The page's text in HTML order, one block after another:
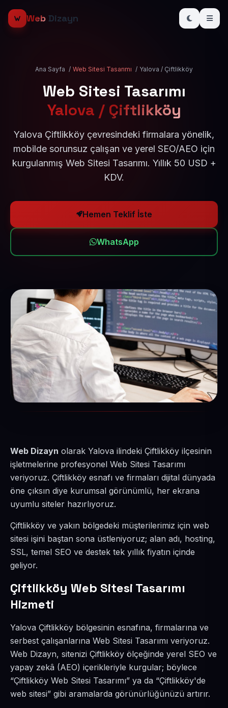
Web Dizayn
Ana Sayfa / Web Sitesi Tasarımı / Yalova / Çiftlikköy
Web Sitesi Tasarımı
Yalova / Çiftlikköy
Yalova Çiftlikköy çevresindeki firmalara yönelik,
mobilde sorunsuz çalışan ve yerel SEO/AEO için
kurgulanmış Web Sitesi Tasarımı. Yıllık 50 USD +
KDV.
Hemen Teklif İste
WhatsApp
Web Dizayn olarak Yalova ilindeki Çiftlikköy ilçesinin
işletmelerine profesyonel Web Sitesi Tasarımı
veriyoruz. Çiftlikköy esnafı ve firmaları dijital dünyada
öne çıksın diye kurumsal görünümlü, her ekrana
uyumlu siteler hazırlıyoruz.
Çiftlikköy ve yakın bölgedeki müşterilerimiz için web
sitesi işini baştan sona üstleniyoruz; alan adı, hosting,
SSL, temel SEO ve destek tek yıllık fiyatın içinde
geliyor.
Çiftlikköy Web Sitesi Tasarımı
Hizmeti
Yalova Çiftlikköy bölgesinin esnafına, firmalarına ve
serbest çalışanlarına Web Sitesi Tasarımı veriyoruz.
Web Dizayn, sitenizi Çiftlikköy ölçeğinde yerel SEO ve
yapay zekâ (AEO) içerikleriyle kurgular; böylece
“Çiftlikköy Web Sitesi Tasarımı” ya da “Çiftlikköy'de
web sitesi” gibi aramalarda görünürlüğünüzü artırır.